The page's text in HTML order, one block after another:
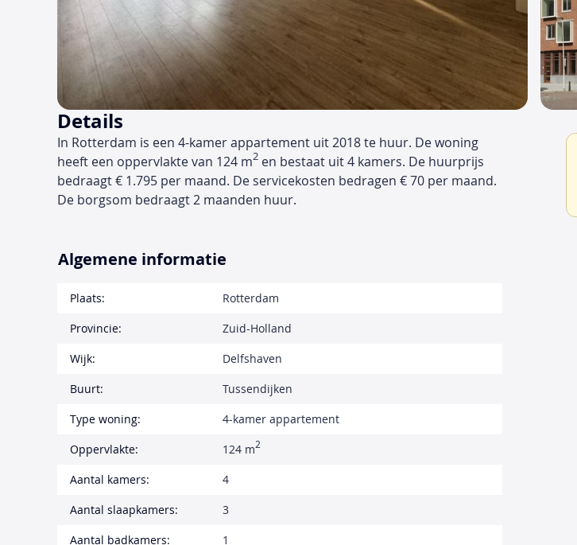
Details
In Rotterdam is een 4-kamer appartement uit 2018 te huur. De woning
heeft een oppervlakte van 124 m2 en bestaat uit 4 kamers. De huurprijs
bedraagt € 1.795 per maand. De servicekosten bedragen € 70 per maand.
De borgsom bedraagt 2 maanden huur.
Algemene informatie
Plaats:
Rotterdam
Provincie:
Zuid-Holland
Wijk:
Delfshaven
Buurt:
Tussendijken
Type woning:
4-kamer appartement
Oppervlakte:
124 m2
Aantal kamers:
4
Aantal slaapkamers:
3
Aantal badkamers:
1